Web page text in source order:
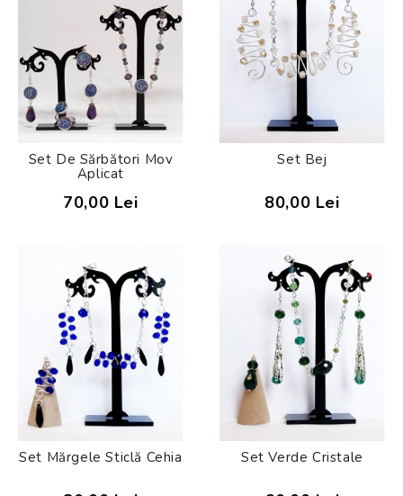
Set De Sărbători Mov
Aplicat
70,00 Lei
Set Bej
80,00 Lei
Set Mărgele Sticlă Cehia Set Verde Cristale